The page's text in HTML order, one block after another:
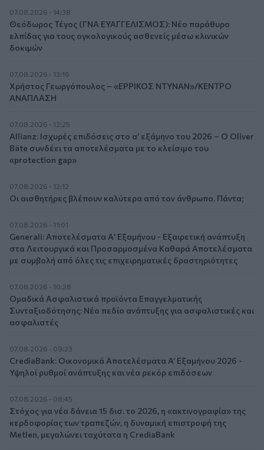
07.08.2026 - 14:38
Θεόδωρος Τέγος (ΓΝΑ ΕΥΑΓΓΕΛΙΣΜΟΣ): Νέο παράθυρο
ελπίδας για τους ογκολογικούς ασθενείς μέσω κλινικών
δοκιμών
07.08.2026 - 13:16
Χρήστος Γεωργόπουλος – «ΕΡΡΙΚΟΣ ΝΤΥΝΑΝ»/ΚΕΝΤΡΟ
ΑΝΑΠΛΑΣΗ
07.08.2026 - 12:25
Allianz: Ισχυρές επιδόσεις στο α’ εξάμηνο του 2026 – Ο Oliver
Bäte συνδέει τα αποτελέσματα με το κλείσιμο του
«protection gap»
07.08.2026 - 12:12
Οι αισθητήρες βλέπουν καλύτερα από τον άνθρωπο. Πάντα;
07.08.2026 - 11:01
Generali: Αποτελέσματα Α' Εξαμήνου - Εξαιρετική ανάπτυξη
στα Λειτουργικά και Προσαρμοσμένα Καθαρά Αποτελέσματα
με συμβολή από όλες τις επιχειρηματικές δραστηριότητες
07.08.2026 - 10:28
Ομαδικά Ασφαλιστικά προϊόντα Επαγγελματικής
Συνταξιοδότησης: Νέο πεδίο ανάπτυξης για ασφαλιστικές και
ασφαλιστές
07.08.2026 - 09:23
CrediaBank: Οικονομικά Αποτελέσματα A’ Εξαμήνου 2026 -
Υψηλοί ρυθμοί ανάπτυξης και νέα ρεκόρ επιδόσεων
07.08.2026 - 08:45
Στόχος για νέα δάνεια 15 δισ. το 2026, η «ακτινογραφία» της
κερδοφορίας των τραπεζών, η δυναμική επιστροφή της
Metlen, μεγαλώνει ταχύτατα η CrediaBank